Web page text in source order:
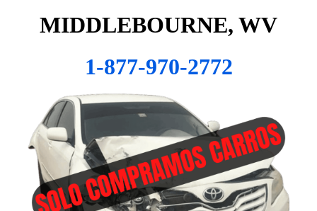
MIDDLEBOURNE, WV
1-877-970-2772